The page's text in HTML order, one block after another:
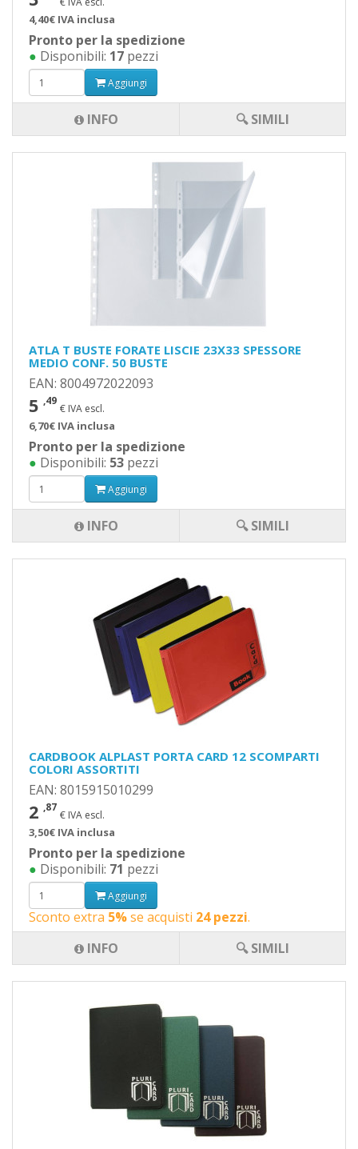
4,40€ IVA inclusa
Pronto per la spedizione
● Disponibili: 17 pezzi
Aggiungi
INFO 🔍 SIMILI
ATLA T BUSTE FORATE LISCIE 23X33 SPESSORE
MEDIO CONF. 50 BUSTE
EAN: 8004972022093
5 ,49
€ IVA escl.
6,70€ IVA inclusa
Pronto per la spedizione
● Disponibili: 53 pezzi
Aggiungi
INFO 🔍 SIMILI
CARDBOOK ALPLAST PORTA CARD 12 SCOMPARTI
COLORI ASSORTITI
EAN: 8015915010299
2 ,87
€ IVA escl.
3,50€ IVA inclusa
Pronto per la spedizione
● Disponibili: 71 pezzi
Aggiungi
Sconto extra 5%se acquisti 24 pezzi.
INFO
🔍 SIMILI